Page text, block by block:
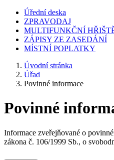
Úřední deska
ZPRAVODAJ
MULTIFUNKČNÍ
ZÁPISY ZE ZASEDÁNÍ
MÍSTNÍ POPLATKY
Úvodní stránka
Úřad
Povinné informace
Povinné
Informace zveřejňované o
zákona č. 106/1999 Sb., o